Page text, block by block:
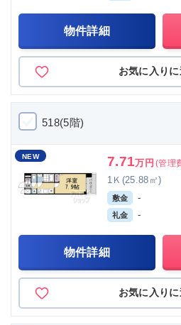
物件詳細
お気に入りに
518(5階)
NEW 7.71万円 (管理
1Ｋ(25.88㎡)
敷金 -
礼金 -
物件詳細
お気に入りに